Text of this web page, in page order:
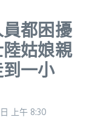
員都困擾
姑娘親
一小
上午 8:30